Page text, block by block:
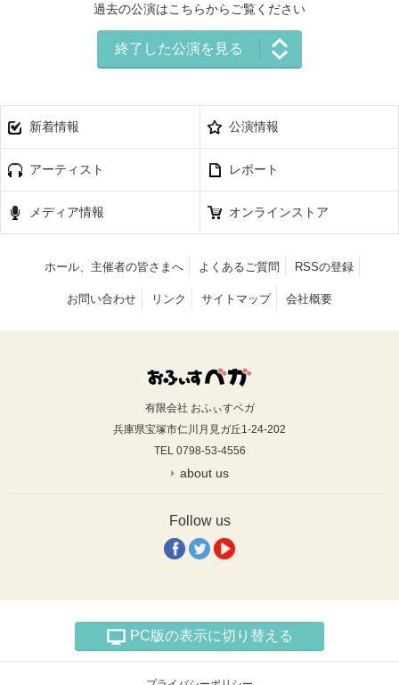
過去の公演はこちらからご覧ください
終了した公演を見る
新着情報 公演情報
アーティスト レポート
メディア情報 オンラインストア
ホール、主催者の皆さまへ よくあるご質問 RSSの登録
お問い合わせ リンク サイトマップ 会社概要
有限会社 おふぃすベガ
兵庫県宝塚市仁川月見ガ丘1-24-202
TEL 0798-53-4556
about us
Follow us
PC版の表示に切り替える